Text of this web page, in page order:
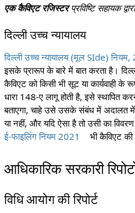
एक कैविएट रजिस्टरप्रविष्टि सहायक
दिल्ली उच्च न्यायालय
दिल्ली उच्च न्यायालय (मूल SIde)
इसके प्रारूप के बारे में बात करता है।
कैविएट को किसी भी सूट या कार्यवाही के
धारा 148-ए लागू होती है, इसे स्थापित
बताएगा, चाहे उसे उसके संबंध में अदालत में
या नहीं, और यदि ऐसा है तो उसी का
ई-फाइलिंग नियम 2021
भी कैविएट
आधिकारिक सरकारी
विधि आयोग की रिपोर्ट